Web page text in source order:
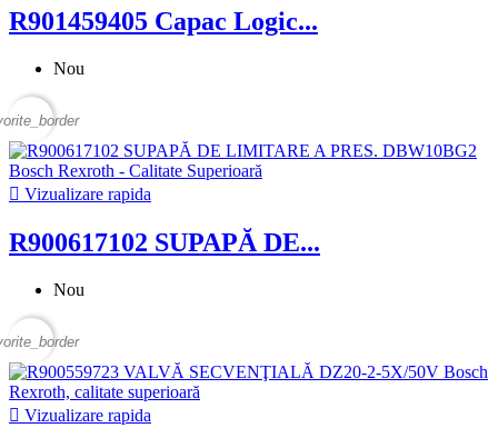
R901459405 Capac Logic...
Nou
 Vizualizare rapida
R900617102 SUPAPĂ DE...
Nou
 Vizualizare rapida